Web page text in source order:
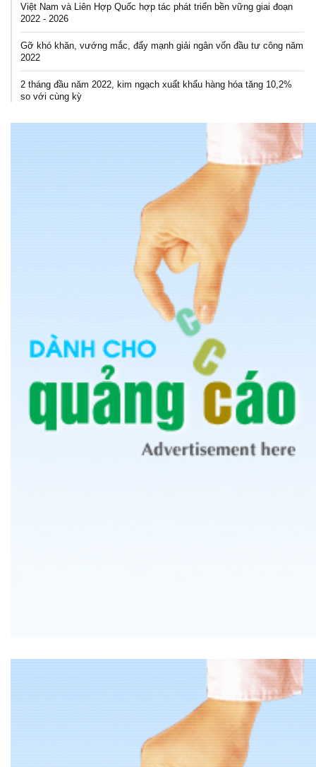
Việt Nam và Liên Hợp Quốc hợp tác phát triển bền vững giai đoạn
2022 - 2026
Gỡ khó khăn, vướng mắc, đẩy mạnh giải ngân vốn đầu tư công năm
2022
2 tháng đầu năm 2022, kim ngạch xuất khẩu hàng hóa tăng 10,2%
so với cùng kỳ